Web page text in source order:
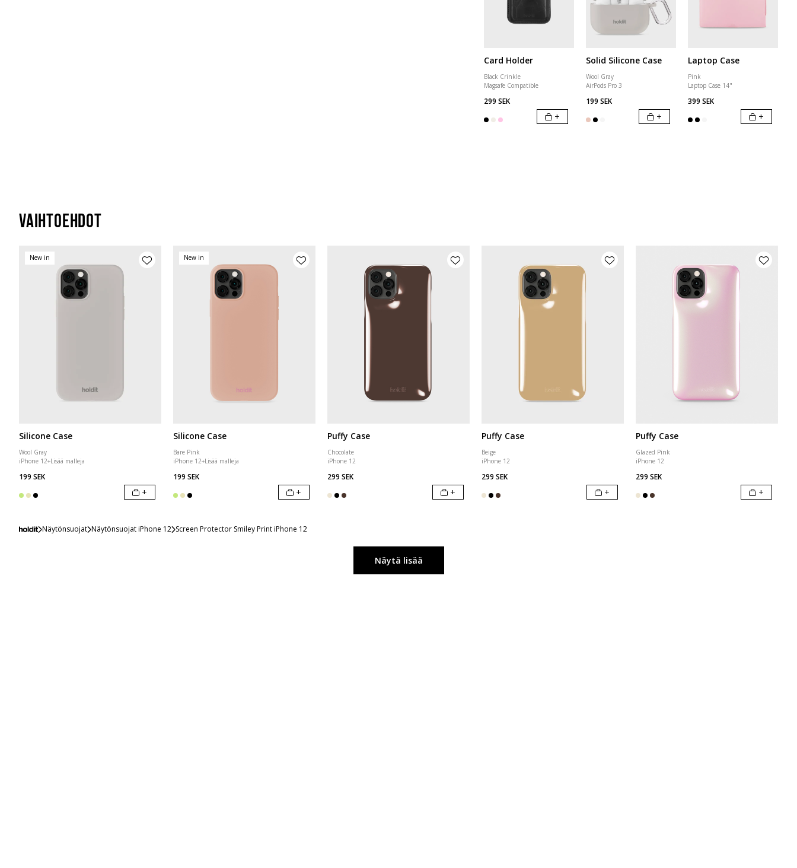
Card Holder
Black Crinkle
Magsafe Compatible
299 SEK
+
Solid Silicone Case
Wool Gray
AirPods Pro 3
199 SEK
+
Laptop Case
Pink
Laptop Case 14"
399 SEK
+
Vaihtoehdot
New in
Silicone Case
Wool Gray
iPhone 12+Lisää malleja
199 SEK
+
New in
Silicone Case
Bare Pink
iPhone 12+Lisää malleja
199 SEK
+
Puffy Case
Chocolate
iPhone 12
299 SEK
+
Puffy Case
Beige
iPhone 12
299 SEK
+
Puffy Case
Glazed Pink
iPhone 12
299 SEK
+
Näytönsuojat Näytönsuojat iPhone 12 Screen Protector Smiley Print iPhone 12
Näytä lisää